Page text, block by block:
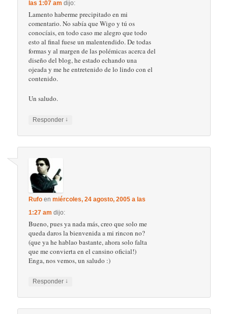
las 1:07 am dijo:
Lamento haberme precipitado en mi
comentario. No sabía que Wigo y tú os
conocíais, en todo caso me alegro que todo
esto al final fuese un malentendido. De todas
formas y al margen de las polémicas acerca del
diseño del blog, he estado echando una
ojeada y me he entretenido de lo lindo con el
contenido.
Un saludo.
Responder ↓
Rufo enmiércoles, 24 agosto, 2005 a las
1:27 am dijo:
Bueno, pues ya nada más, creo que solo me
queda daros la bienvenida a mi rincon no?
(que ya he hablao bastante, ahora solo falta
que me convierta en el cansino oficial!)
Enga, nos vemos, un saludo :)
Responder ↓